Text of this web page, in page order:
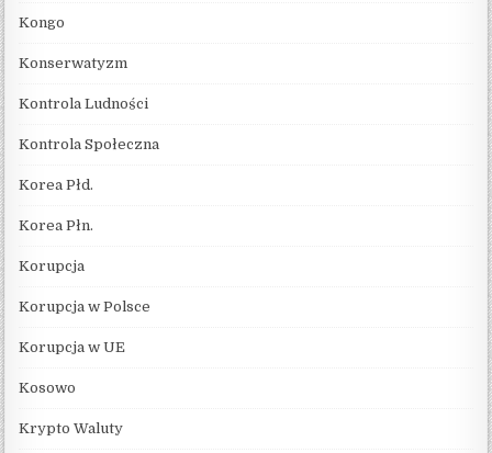
Kongo
Konserwatyzm
Kontrola Ludności
Kontrola Społeczna
Korea Płd.
Korea Płn.
Korupcja
Korupcja w Polsce
Korupcja w UE
Kosowo
Krypto Waluty